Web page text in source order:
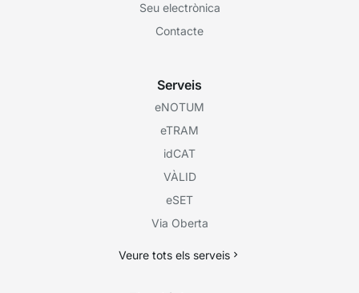
Seu electrònica
Contacte
Serveis
eNOTUM
eTRAM
idCAT
VÀLID
eSET
Via Oberta
Veure tots els serveis